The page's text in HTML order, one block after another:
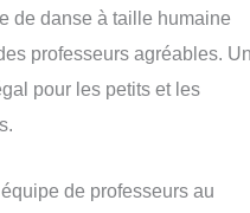
de danse à taille humaine
professeurs agréables. Un
pour les petits et les
de professeurs au